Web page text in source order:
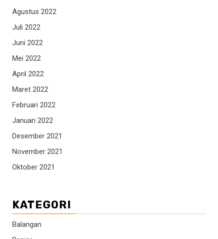
Agustus 2022
Juli 2022
Juni 2022
Mei 2022
April 2022
Maret 2022
Februari 2022
Januari 2022
Desember 2021
November 2021
Oktober 2021
KATEGORI
Balangan